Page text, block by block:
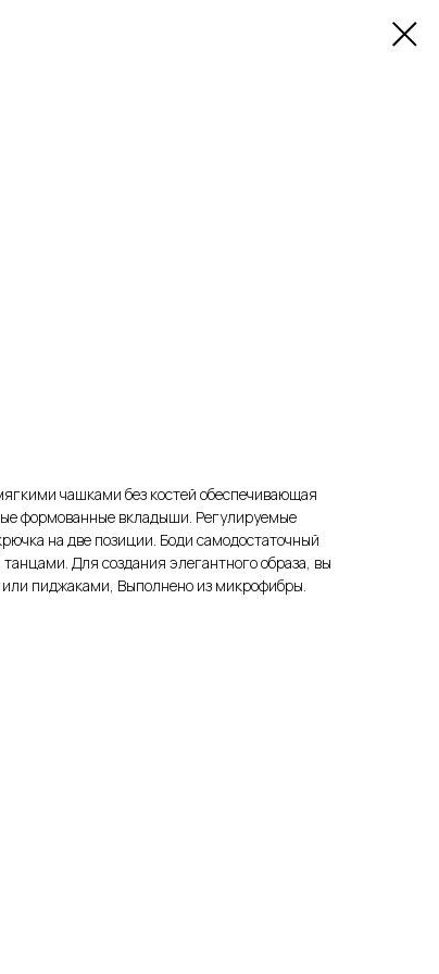
чашками без костей обеспечивающая
формованные вкладыши. Регулируемые
на две позиции. Боди самодостаточный
Для создания элегантного образа, вы
пиджаками, Выполнено из микрофибры.